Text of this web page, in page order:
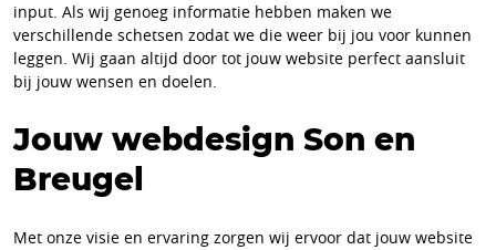
input. Als wij genoeg informatie hebben maken we
verschillende schetsen zodat we die weer bij jou voor kunnen
leggen. Wij gaan altijd door tot jouw website perfect aansluit
bij jouw wensen en doelen.
Jouw webdesign Son en
Breugel
Met onze visie en ervaring zorgen wij ervoor dat jouw website